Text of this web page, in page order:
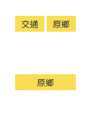
交通 原鄉
原鄉